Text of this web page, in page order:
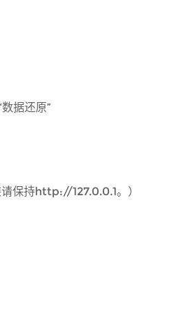
据还原”
保持http://127.0.0.1。）